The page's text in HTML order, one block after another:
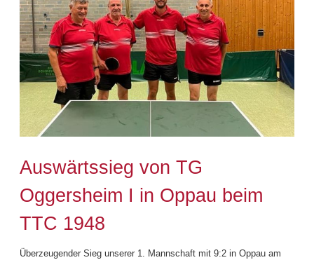
Auswärtssieg von TG
Oggersheim I in Oppau beim
TTC 1948
Überzeugender Sieg unserer 1. Mannschaft mit 9:2 in Oppau am